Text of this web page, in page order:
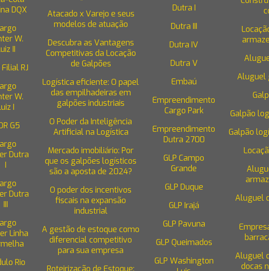
DQX
W.
II
Filial RJ
W.
I
G5
Dutra
I
Dutra
III
Linha
Rio
Atacado x Varejo e seus
modelos de atuação
Descubra as Vantagens
Competitivas da Locação
de Galpões
Logística eficiente: O papel
das empilhadeiras em
galpões industriais
O Poder da Inteligência
Artificial na Logística
Mercado imobiliário: Por
que os galpões logísticos
são a aposta de 2024?
O poder dos incentivos
fiscais na expansão
industrial
A gestão de estoque como
diferencial competitivo
para sua empresa
Roteirização de Estoque:
Dutra I
Dutra III
Dutra IV
Dutra V
Embaú
Empreendimento
Cargo Park
Empreendimento
Dutra 2700
GLP Campo
Grande
GLP Duque
GLP Irajá
GLP Pavuna
GLP Queimados
GLP Washington
Aluguel
Galpão
Galpão
Aluguel
Aluguel
docas
Endereço
Av. Presidente Wilson, 231, Sala
1402 - Centro
Rio de Janeiro/RJ - CEP: 20030-021
Contato
(21) 3554-4565
(21)
vsengenharialtda@gmail.com
Copyright © VS Engenharia. (Lei 9610 de 19/02/1998)
W3C